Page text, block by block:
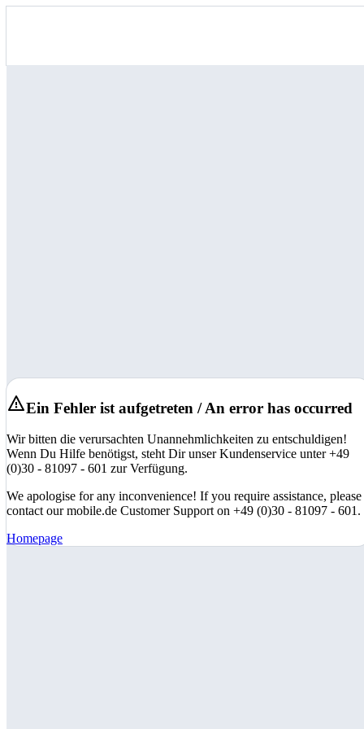
Ein Fehler ist aufgetreten / An error has occurred
Wir bitten die verursachten Unannehmlichkeiten zu entschuldigen!
Wenn Du Hilfe benötigst, steht Dir unser Kundenservice unter +49
(0)30 - 81097 - 601 zur Verfügung.
We apologise for any inconvenience! If you require assistance, please
contact our mobile.de Customer Support on +49 (0)30 - 81097 - 601.
Homepage